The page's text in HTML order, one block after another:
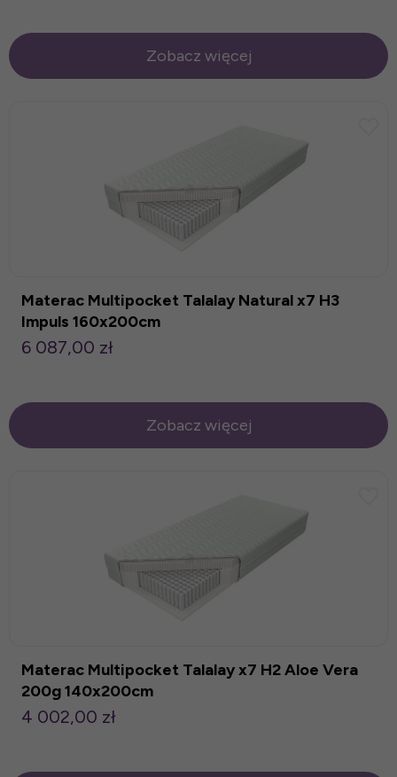
Zobacz więcej
Materac Multipocket Talalay Natural x7 H3
Impuls 160x200cm
6 087,00 zł
Zobacz więcej
Materac Multipocket Talalay x7 H2 Aloe Vera
200g 140x200cm
4 002,00 zł